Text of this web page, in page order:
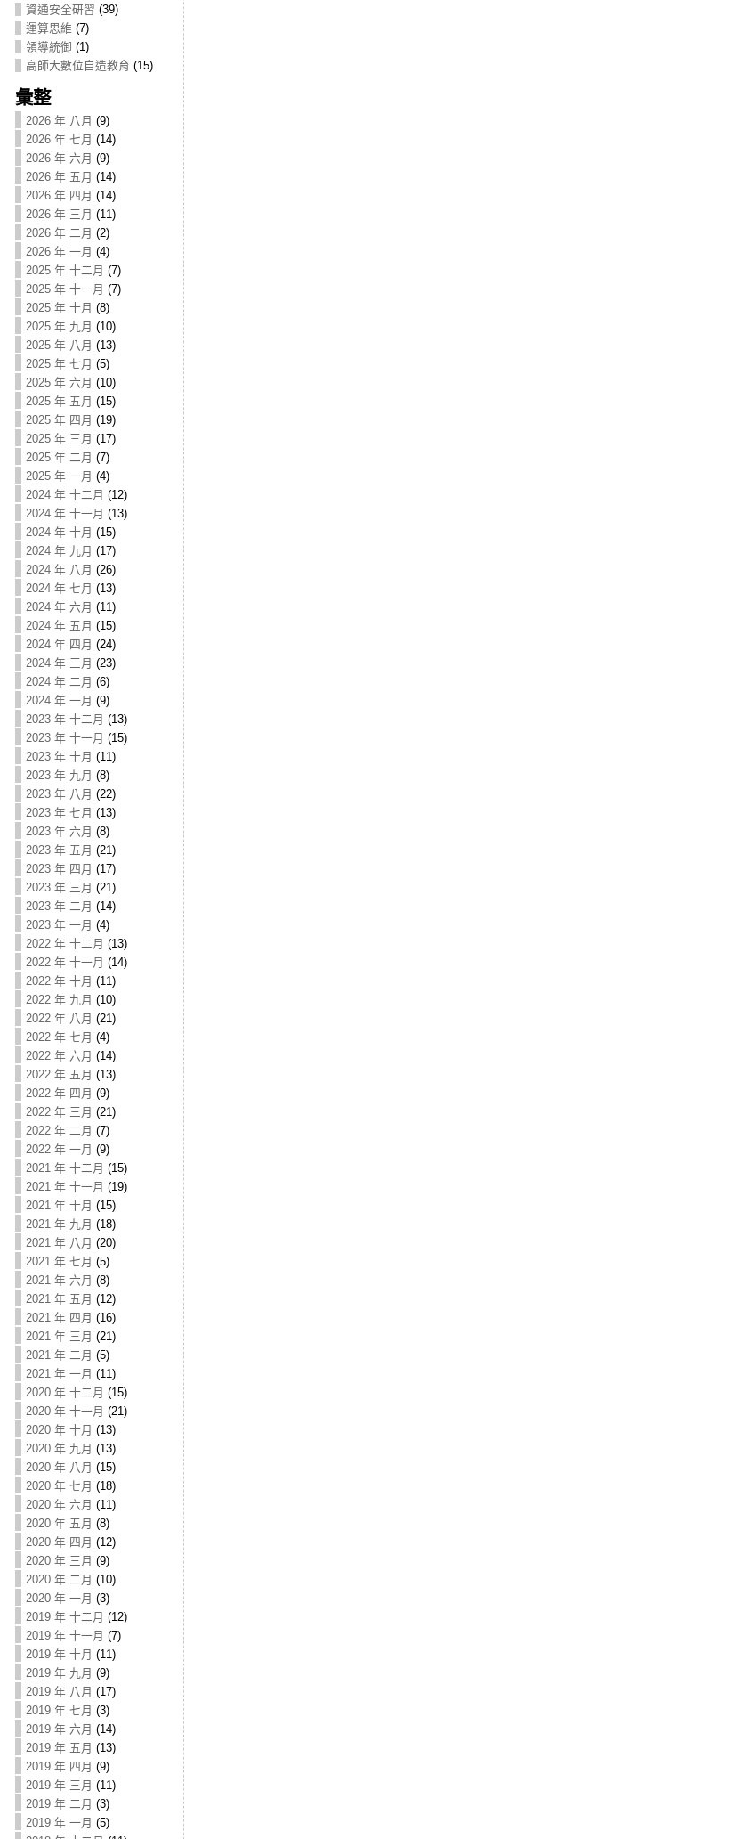
資通安全研習 (39)
運算思維 (7)
領導統御 (1)
高師大數位自造教育 (15)
彙整
2026 年 八月 (9)
2026 年 七月 (14)
2026 年 六月 (9)
2026 年 五月 (14)
2026 年 四月 (14)
2026 年 三月 (11)
2026 年 二月 (2)
2026 年 一月 (4)
2025 年 十二月 (7)
2025 年 十一月 (7)
2025 年 十月 (8)
2025 年 九月 (10)
2025 年 八月 (13)
2025 年 七月 (5)
2025 年 六月 (10)
2025 年 五月 (15)
2025 年 四月 (19)
2025 年 三月 (17)
2025 年 二月 (7)
2025 年 一月 (4)
2024 年 十二月 (12)
2024 年 十一月 (13)
2024 年 十月 (15)
2024 年 九月 (17)
2024 年 八月 (26)
2024 年 七月 (13)
2024 年 六月 (11)
2024 年 五月 (15)
2024 年 四月 (24)
2024 年 三月 (23)
2024 年 二月 (6)
2024 年 一月 (9)
2023 年 十二月 (13)
2023 年 十一月 (15)
2023 年 十月 (11)
2023 年 九月 (8)
2023 年 八月 (22)
2023 年 七月 (13)
2023 年 六月 (8)
2023 年 五月 (21)
2023 年 四月 (17)
2023 年 三月 (21)
2023 年 二月 (14)
2023 年 一月 (4)
2022 年 十二月 (13)
2022 年 十一月 (14)
2022 年 十月 (11)
2022 年 九月 (10)
2022 年 八月 (21)
2022 年 七月 (4)
2022 年 六月 (14)
2022 年 五月 (13)
2022 年 四月 (9)
2022 年 三月 (21)
2022 年 二月 (7)
2022 年 一月 (9)
2021 年 十二月 (15)
2021 年 十一月 (19)
2021 年 十月 (15)
2021 年 九月 (18)
2021 年 八月 (20)
2021 年 七月 (5)
2021 年 六月 (8)
2021 年 五月 (12)
2021 年 四月 (16)
2021 年 三月 (21)
2021 年 二月 (5)
2021 年 一月 (11)
2020 年 十二月 (15)
2020 年 十一月 (21)
2020 年 十月 (13)
2020 年 九月 (13)
2020 年 八月 (15)
2020 年 七月 (18)
2020 年 六月 (11)
2020 年 五月 (8)
2020 年 四月 (12)
2020 年 三月 (9)
2020 年 二月 (10)
2020 年 一月 (3)
2019 年 十二月 (12)
2019 年 十一月 (7)
2019 年 十月 (11)
2019 年 九月 (9)
2019 年 八月 (17)
2019 年 七月 (3)
2019 年 六月 (14)
2019 年 五月 (13)
2019 年 四月 (9)
2019 年 三月 (11)
2019 年 二月 (3)
2019 年 一月 (5)